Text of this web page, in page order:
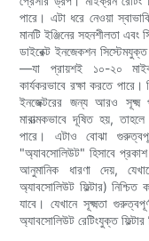
পারে। এটা ধরে নেওয়া
মানটি ইঞ্জিনের সহনশীলতা এবং
ডাইরেক্ট ইনজেকশন সিস্টেমযুক্ত
—যা প্রায়শই ১০-২০
কার্যকরভাবে রক্ষা করতে
ইনজেক্টরের জন্য আরও সূক্ষ্ম
মারাত্মকভাবে দূষিত হয়,
পারে। এটাও বোঝা
"অ্যাবসোলিউট" হিসাবে
আনুমানিক ধারণা দেয়,
অ্যাবসোলিউট ফিল্টার)
যাবে। যেখানে সূক্ষ্মতা
অ্যাবসোলিউট রেটিংযুক্ত